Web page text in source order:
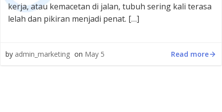
kerja, atau kemacetan di jalan, tubuh sering kali terasa
lelah dan pikiran menjadi penat. […]
by admin_marketing on May 5 Read more